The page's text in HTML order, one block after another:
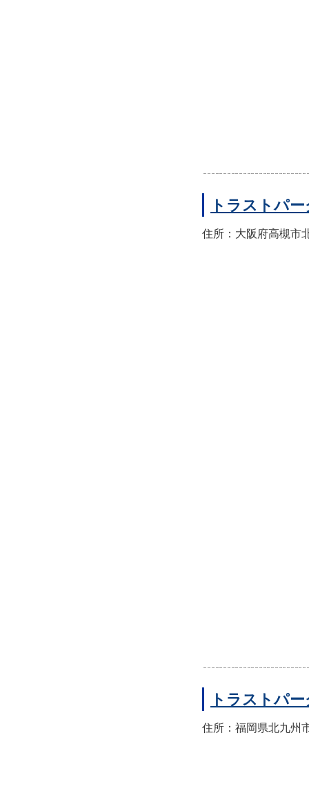
トラストパ
住所：大阪府高槻市
トラストパ
住所：福岡県北九州